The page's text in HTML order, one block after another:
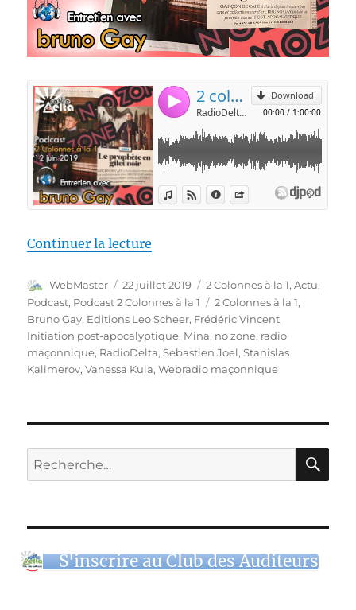
Continuer la lecture
Auteur
WebMaster
Publié
le
22 juillet 2019 Catégories
2 Colonnes à la 1,Actu,
Podcast, Podcast 2 Colonnes à la 1 Étiquettes
2 Colonnes à la 1,
Bruno Gay, Editions Leo Scheer, Frédéric Vincent,
Initiation post-apocalyptique, Mina, no zone, radio
maçonnique, RadioDelta,Sebastien Joel,Stanislas
Kalimerov,Vanessa Kula,Webradio maçonnique
Recherche
pour :
S'inscrire au Club des Auditeurs